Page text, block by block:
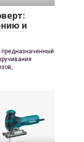
и
предназначенный